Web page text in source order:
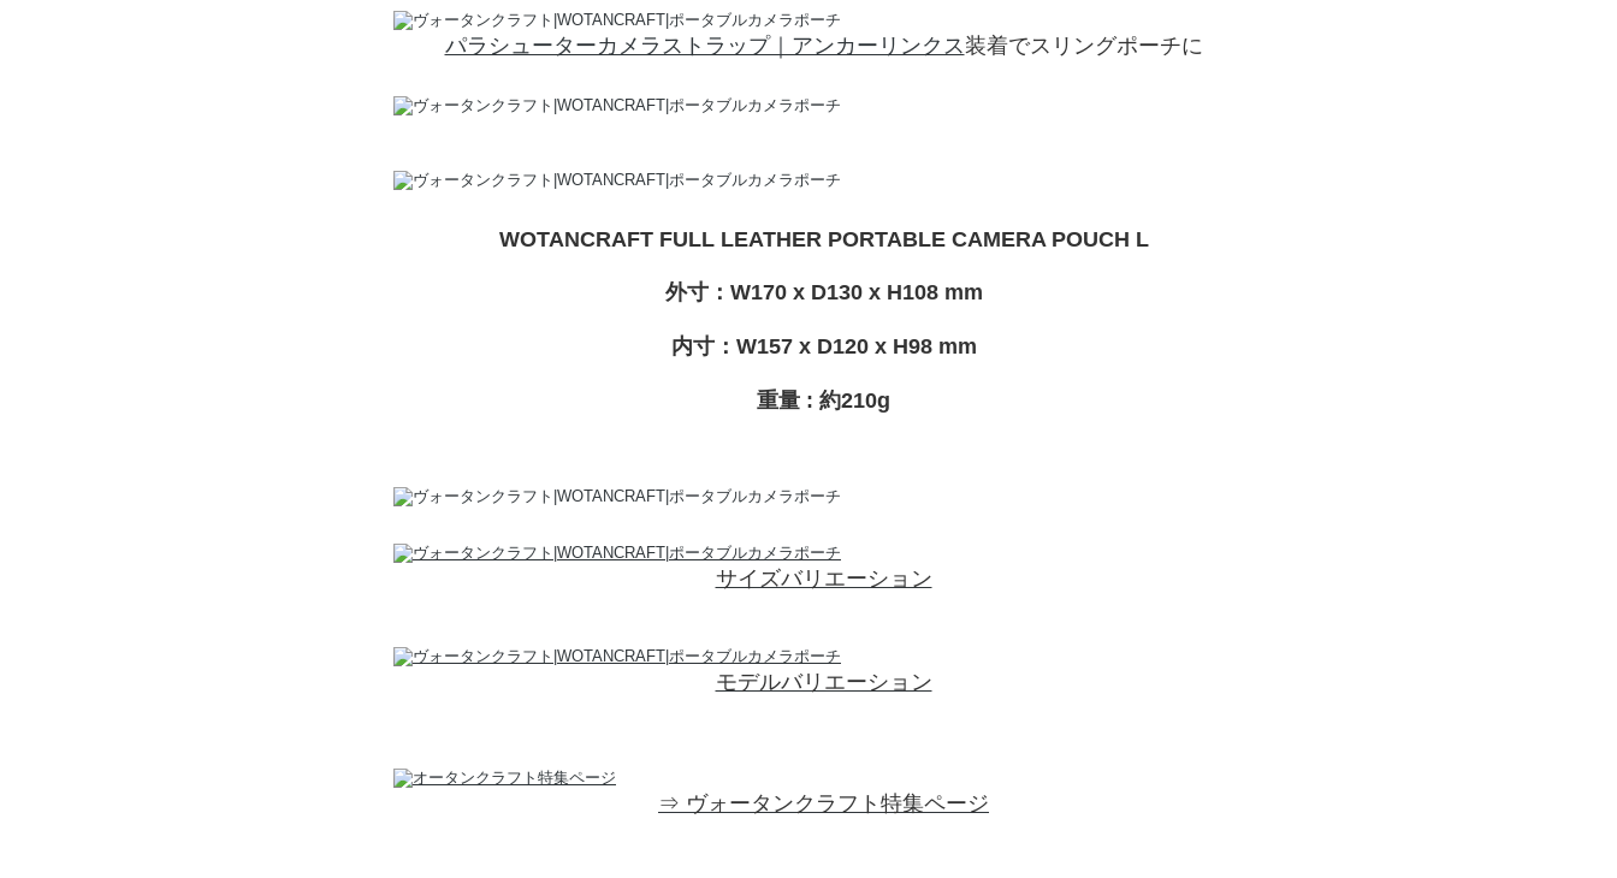
パラシューターカメラストラップ｜アンカーリンクス装着でスリングポーチに
WOTANCRAFT FULL LEATHER PORTABLE CAMERA POUCH L
外寸：W170 x D130 x H108 mm
内寸：W157 x D120 x H98 mm
重量 : 約210g
サイズバリエーション
モデルバリエーション
⇒ ヴォータンクラフト特集ページ